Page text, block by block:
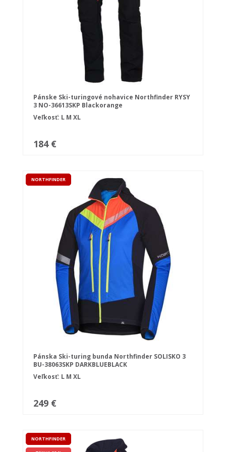
Pánske Ski-turingové nohavice Northfinder RYSY
3 NO-36613SKP Blackorange
Veľkosť: L M XL
184 €
NORTHFINDER
Pánska Ski-turing bunda Northfinder SOLISKO 3
BU-38063SKP DARKBLUEBLACK
Veľkosť: L M XL
249 €
NORTHFINDER